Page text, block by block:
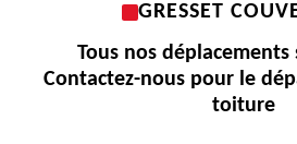
GRESSET
Tous nos
Contactez-nous pour le
toiture